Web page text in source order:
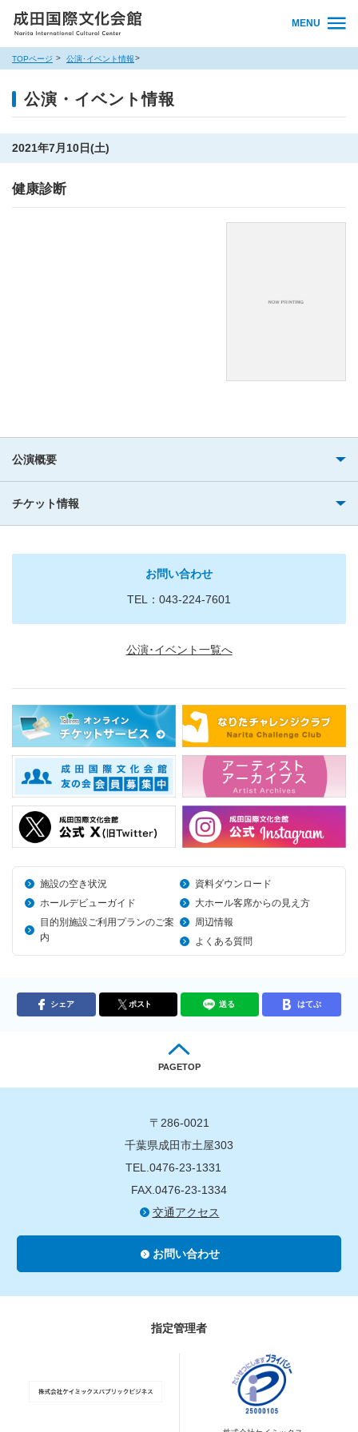
MENU
TOPページ 公演･イベント情報
公演・イベント情報
2021年7月10日(土)
健康診断
公演概要
チケット情報
お問い合わせ
TEL：043-224-7601
公演･イベント一覧へ
施設の空き状況
資料ダウンロード
ホールデビューガイド
大ホール客席からの見え方
目的別施設ご利用プランのご案
内
周辺情報
よくある質問
シェア ポスト 送る はてぶ
PAGETOP
〒286-0021
千葉県成田市土屋303
TEL.0476-23-1331
FAX.0476-23-1334
交通アクセス
お問い合わせ
指定管理者